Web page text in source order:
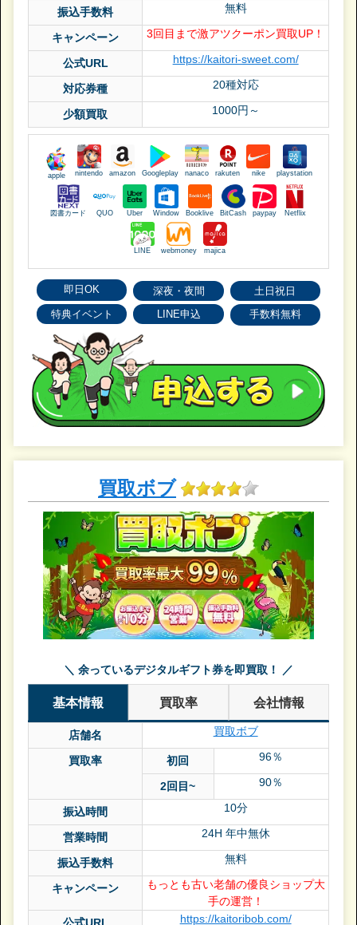
振込手数料 無料
キャンペーン 3回目まで激アツクーポン買取UP！
公式URL https://kaitori-sweet.com/
対応券種 20種対応
少額買取 1000円～
apple nintendo amazon Googleplay nanaco rakuten nike playstation
図書カード QUO Uber Window Booklive BitCash paypay Netflix
LINE webmoney majica
即日OK 深夜・夜間
土日祝日
特典イベント
LINE申込 手数料無料
買取ボブ
＼ 余っているデジタルギフト券を即買取！ ／
基本情報 買取率 会社情報
店舗名 買取ボブ
買取率 初回 96％
2回目~ 90％
振込時間 10分
営業時間 24H 年中無休
振込手数料 無料
キャンペーン
もっとも古い老舗の優良ショップ大
手の運営！
https://kaitoribob.com/